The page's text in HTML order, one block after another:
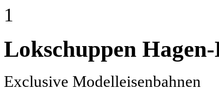
1
Lokschuppen Hagen-
Exclusive Modelleisenbahnen